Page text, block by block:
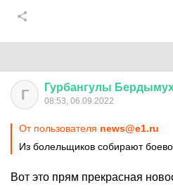
Г Гурбангулы
08:53, 06.09.2022
От пользователя news@e1.ru
Из болельщиков собирают
Вот это прям прекрасная